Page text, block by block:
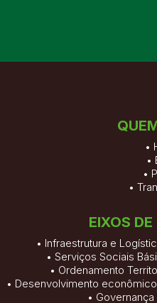
•
•
•
•
EIXOS
• Infraestrutura e
• Serviços Sociais
• Ordenamento
• Desenvolvimento
•